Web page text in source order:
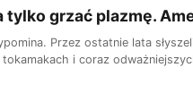
tylko grzać plazmę.
Przez ostatnie lata
i coraz